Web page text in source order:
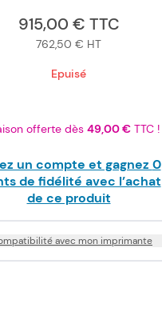
915,00 € TTC
762,50 € HT
Epuisé
offerte dès 49,00 €TTC !
un compte et gagnez 0
de fidélité avec l’achat
de ce produit
avec mon imprimante